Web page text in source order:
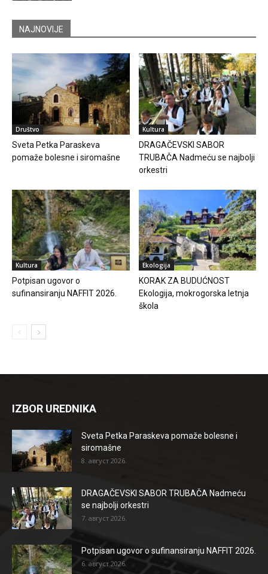
NAJNOVIJE
Društvo
Sveta Petka Paraskeva
pomaže bolesne i siromašne
Kultura
DRAGAČEVSKI SABOR
TRUBAČA Nadmeću se najbolji
orkestri
Kultura
Potpisan ugovor o
sufinansiranju NAFFIT 2026.
Ekologija
KORAK ZA BUDUĆNOST
Ekologija, mokrogorska letnja
škola
IZBOR UREDNIKA
Sveta Petka Paraskeva pomaže bolesne i
siromašne
8. август 2026.
DRAGAČEVSKI SABOR TRUBAČA Nadmeću
se najbolji orkestri
7. август 2026.
Potpisan ugovor o sufinansiranju NAFFIT 2026.
6. август 2026.